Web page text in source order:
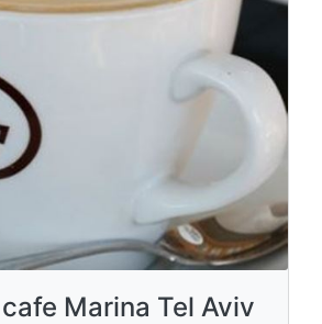
Marina Tel Aviv